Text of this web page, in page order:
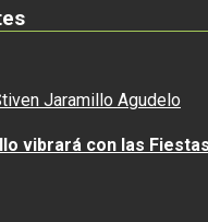
Jaramillo Agudelo
vibrará con las